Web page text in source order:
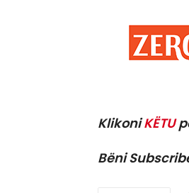
KlikoniKËTU
Bëni